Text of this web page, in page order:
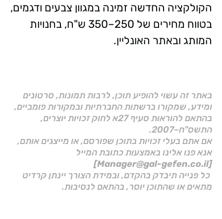
הקולקציה החדשה זמינה במגוון צבעים ודגמים,
בטווח מחירים של 250–350 ש"ח, בחנויות
המותג ובאתר האונליין.
באתר זה עשוי להופיע תוכן, לרבות תמונות, סרטונים
ומידע, שמקורו ברשתות החברתיות ובמקורות פומביים,
בהתאם להוראות סעיף 27א לחוק זכויות יוצרים,
התשס"ח–2007.
אם אתם בעלי זכויות בתוכן שפורסם, או מייצגים אותם,
אנא פנו אלינו באמצעות כתובת המייל
[Manager@gal-gefen.co.il]
כל פנייה תיבדק בהקדם, ובמידת הצורך יינתן קרדיט
מתאים או שהתוכן יוסר, בהתאם לנסיבות.